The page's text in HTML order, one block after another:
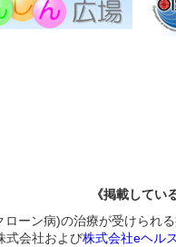
《掲載してい
ーン病)の治療が受けられる
式会社および株式会社eヘル